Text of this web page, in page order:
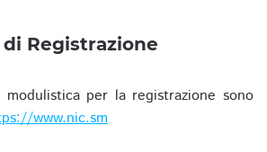
Registrazione
per la registrazione sono
www.nic.sm